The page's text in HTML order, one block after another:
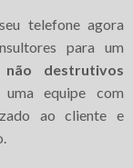
telefone agora
para um
não destrutivos
equipe com
ao cliente e